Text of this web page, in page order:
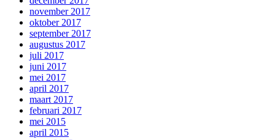
november 2017
oktober 2017
september 2017
augustus 2017
juli 2017
juni 2017
mei 2017
april 2017
maart 2017
februari 2017
mei 2015
april 2015